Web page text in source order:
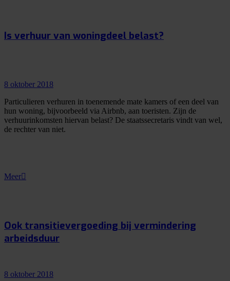
Is verhuur van woningdeel belast?
8 oktober 2018
Particulieren verhuren in toenemende mate kamers of een deel van
hun woning, bijvoorbeeld via Airbnb, aan toeristen. Zijn de
verhuurinkomsten hiervan belast? De staatssecretaris vindt van wel,
de rechter van niet.
Meer
Ook transitievergoeding bij vermindering
arbeidsduur
8 oktober 2018